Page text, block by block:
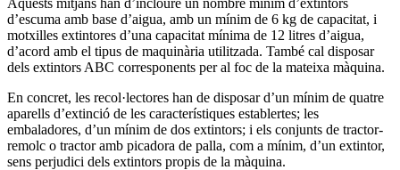
d’escuma amb base d’aigua, amb un mínim de 6 kg de capacitat, i
motxilles extintores d’una capacitat mínima de 12 litres d’aigua,
d’acord amb el tipus de maquinària utilitzada. També cal disposar
dels extintors ABC corresponents per al foc de la mateixa màquina.
En concret, les recol·lectores han de disposar d’un mínim de quatre
aparells d’extinció de les característiques establertes; les
embaladores, d’un mínim de dos extintors; i els conjunts de tractor-
remolc o tractor amb picadora de palla, com a mínim, d’un extintor,
sens perjudici dels extintors propis de la màquina.